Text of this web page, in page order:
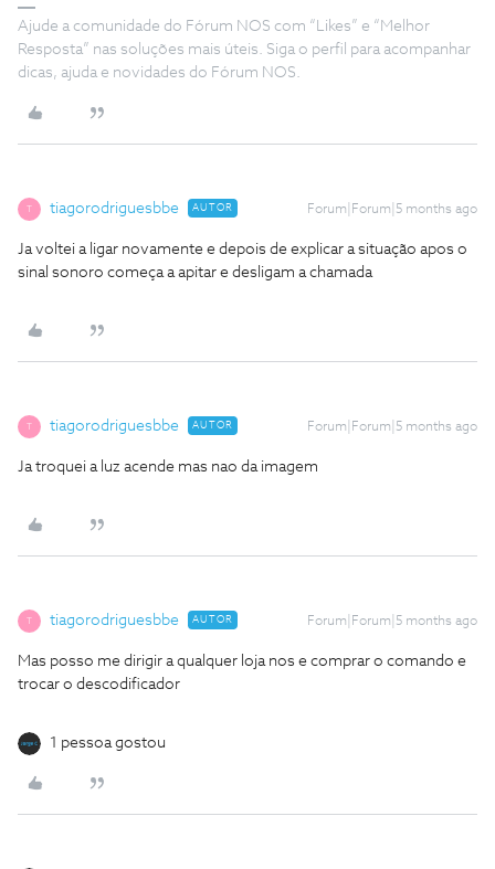
Ajude a comunidade do Fórum NOS com “Likes” e “Melhor
Resposta” nas soluções mais úteis. Siga o perfil para acompanhar
dicas, ajuda e novidades do Fórum NOS.
T tiagorodriguesbbe AUTOR Forum|Forum|5 months ago
Ja voltei a ligar novamente e depois de explicar a situação apos o
sinal sonoro começa a apitar e desligam a chamada
T tiagorodriguesbbe AUTOR Forum|Forum|5 months ago
Ja troquei a luz acende mas nao da imagem
T tiagorodriguesbbe AUTOR Forum|Forum|5 months ago
Mas posso me dirigir a qualquer loja nos e comprar o comando e
trocar o descodificador
1 pessoa gostou